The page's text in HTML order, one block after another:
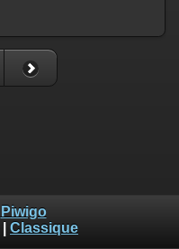
Piwigo
Classique